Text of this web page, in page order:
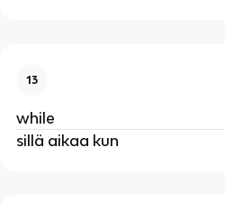
13
while
sillä aikaa kun